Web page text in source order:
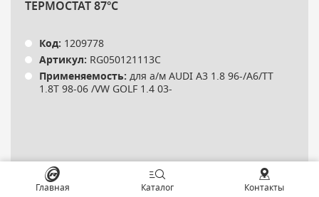
ТЕРМОСТАТ 87°C
Код: 1209778
Артикул: RG050121113C
Применяемость: для а/м AUDI A3 1.8 96-/A6/TT
1.8T 98-06 /VW GOLF 1.4 03-
Главная Каталог Контакты